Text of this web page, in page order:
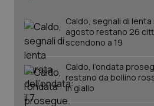
Caldo, segnali di
agosto restano 26
scendono a 19
Caldo, l’ondata
restano da bollino
in giallo
tracking-sites-ironfish-
session-id
_ga